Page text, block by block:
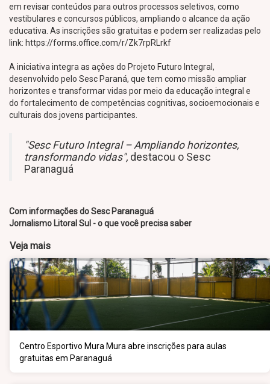
em revisar conteúdos para outros processos seletivos, como
vestibulares e concursos públicos, ampliando o alcance da ação
educativa. As inscrições são gratuitas e podem ser realizadas pelo
link: https://forms.office.com/r/Zk7rpRLrkf
A iniciativa integra as ações do Projeto Futuro Integral,
desenvolvido pelo Sesc Paraná, que tem como missão ampliar
horizontes e transformar vidas por meio da educação integral e
do fortalecimento de competências cognitivas, socioemocionais e
culturais dos jovens participantes.
"Sesc Futuro Integral – Ampliando horizontes,
transformando vidas", destacou o Sesc
Paranaguá
Com informações do Sesc Paranaguá
Jornalismo Litoral Sul - o que você precisa saber
Veja mais
Centro Esportivo Mura Mura abre inscrições para aulas
gratuitas em Paranaguá